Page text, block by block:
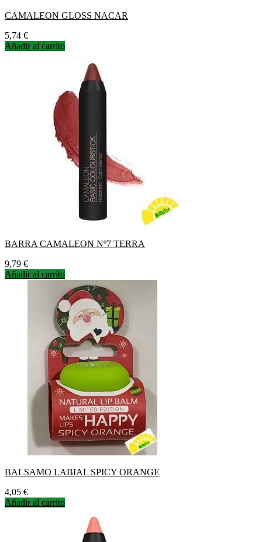
CAMALEON GLOSS NACAR
Precio
5,74 €
Añadir al carrito
BARRA CAMALEON Nº7 TERRA
Precio
9,79 €
Añadir al carrito
BALSAMO LABIAL SPICY ORANGE
Precio
4,05 €
Añadir al carrito